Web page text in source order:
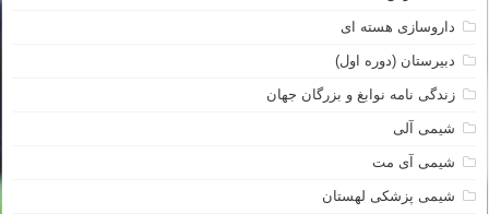
داروسازی هسته ای
دبیرستان (دوره اول)
زندگی نامه نوابغ و بزرگان جهان
شیمی آلی
شیمی آی مت
شیمی پزشکی لهستان